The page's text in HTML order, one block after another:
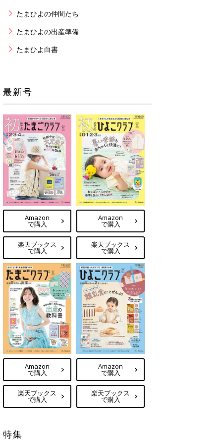
たまひよの仲間たち
たまひよの出産準備
たまひよ白書
最新号
Amazon
で購入
楽天ブックス
で購入
Amazon
で購入
楽天ブックス
で購入
Amazon
で購入
楽天ブックス
で購入
Amazon
で購入
楽天ブックス
で購入
特集